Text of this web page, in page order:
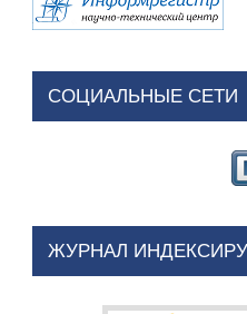
СОЦИАЛЬНЫЕ СЕТИ
ЖУРНАЛ